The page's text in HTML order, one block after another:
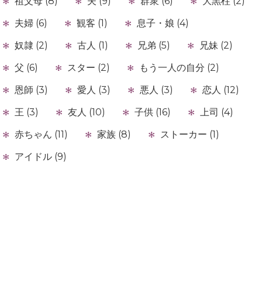
夫婦 (6)
観客 (1)
息子・娘 (4)
奴隷 (2)
古人 (1) 兄弟 (5)
兄妹 (2)
父 (6)
スター (2)
もう一人の自分 (2)
恩師 (3)
愛人 (3) 悪人 (3)
恋人 (12)
王 (3)
友人 (10) 子供 (16)
上司 (4)
赤ちゃん (11)
家族 (8)
ストーカー (1)
アイドル (9)